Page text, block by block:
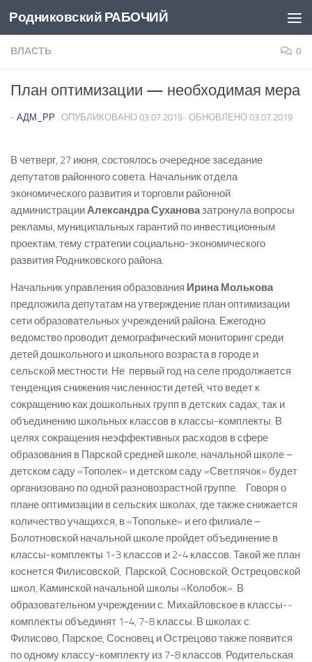
Перейти к содержимому
Родниковский РАБОЧИЙ
ВЛАСТЬ 0
План оптимизации — необходимая мера
- АДМ_РР · ОПУБЛИКОВАНО 03.07.2019 · ОБНОВЛЕНО 03.07.2019
В четверг, 27 июня, состоялось очередное заседание
депутатов районного совета. Начальник отдела
экономического развития и торговли районной
администрацииАлександра Сухановазатронула вопросы
рекламы, муниципальных гарантий по инвестиционным
проектам, тему стратегии социально-­экономического
развития Родниковского района.
Начальник управления образования Ирина Молькова
предложила депутатам на утверждение план оптимизации
сети образовательных учреждений района. Ежегодно
ведомство проводит демографический мониторинг среди
детей дошкольного и школьного возраста в городе и
сельской местности. Не первый год на селе продолжается
тенденция снижения численности детей, что ведет к
сокращению как дошкольных групп в детских садах, так и
объединению школьных классов в классы-­комплекты. В
целях сокращения неэффективных расходов в сфере
образования в Парской средней школе, начальной школе –
детском саду «Тополек» и детском саду «Светлячок» будет
организовано по одной разновозрастной группе. Говоря о
плане оптимизации в сельских школах, где также снижается
количество учащихся, в «Топольке» и его филиале –
Болотновской начальной школе пройдет объединение в
классы-­комплекты 1­-3 классов и 2-­4 классов. Такой же план
коснется Филисовской, Парской, Сосновской, Острецовской
школ, Каминской начальной школы «Колобок». В
образовательном учреждении с. Михайловское в классы-­
комплекты объединят 1-­4, 7-­8 классы. В школах с.
Филисово, Парское, Сосновец и Острецово также появится
по одному классу­-комплекту из 7­-8 классов. Родительская